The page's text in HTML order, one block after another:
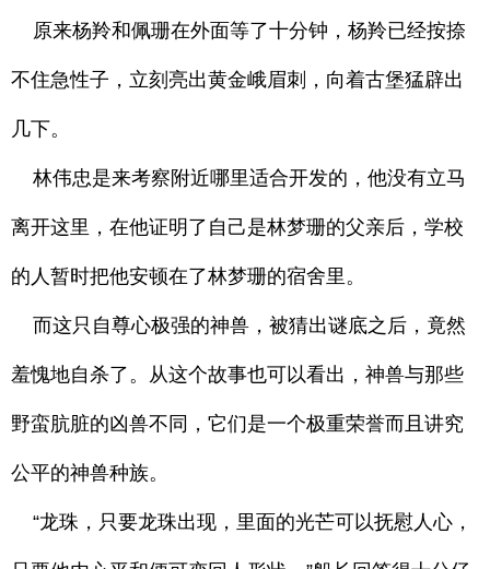
原来杨羚和佩珊在外面等了十分钟，杨羚已经按捺
不住急性子，立刻亮出黄金峨眉刺，向着古堡猛辟出
几下。
林伟忠是来考察附近哪里适合开发的，他没有立马
离开这里，在他证明了自己是林梦珊的父亲后，学校
的人暂时把他安顿在了林梦珊的宿舍里。
而这只自尊心极强的神兽，被猜出谜底之后，竟然
羞愧地自杀了。从这个故事也可以看出，神兽与那些
野蛮肮脏的凶兽不同，它们是一个极重荣誉而且讲究
公平的神兽种族。
“龙珠，只要龙珠出现，里面的光芒可以抚慰人心，